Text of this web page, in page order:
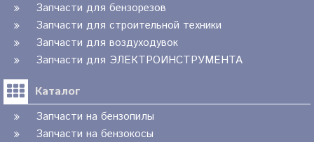
Запчасти для бензорезов
Запчасти для строительной техники
Запчасти для воздуходувок
Запчасти для ЭЛЕКТРОИНСТРУМЕНТА
Каталог
Запчасти на бензопилы
Запчасти на бензокосы